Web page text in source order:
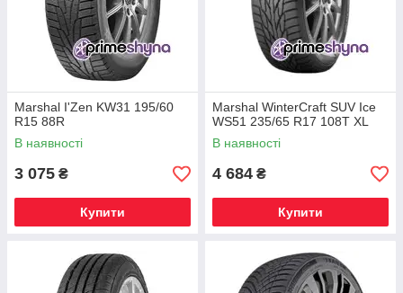
Marshal I'Zen KW31 195/60
R15 88R
В наявності
3 075 ₴
Купити
Marshal WinterCraft SUV Ice
WS51 235/65 R17 108T XL
В наявності
4 684 ₴
Купити